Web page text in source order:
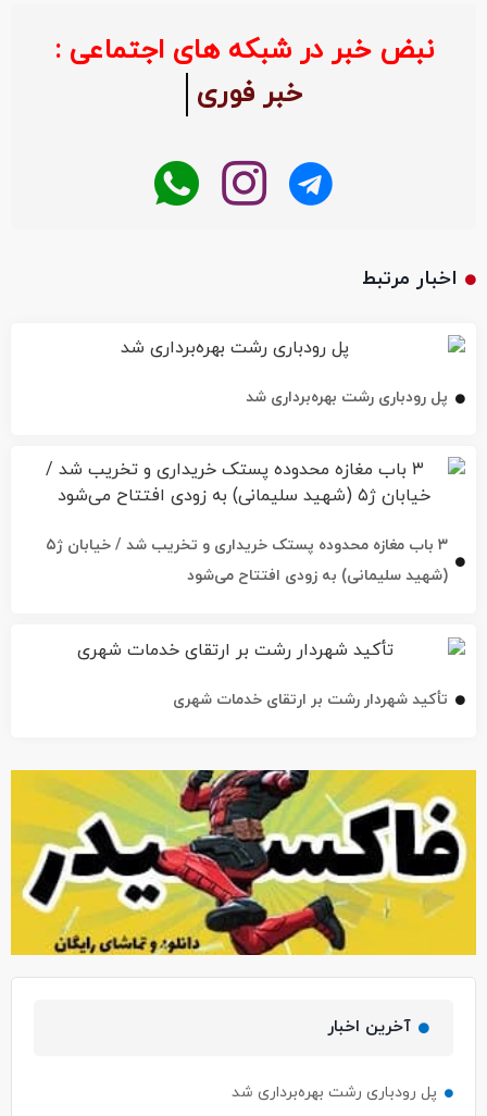
نبض خبر در شبکه های اجتماعی :
خبر فوری
اخبار مرتبط
پل رودباری رشت بهره‌برداری شد
۳ باب مغازه محدوده پستک خریداری و تخریب شد / خیابان ژ۵
(شهید سلیمانی) به زودی افتتاح می‌شود
تأکید شهردار رشت بر ارتقای خدمات شهری
آخرین اخبار
پل رودباری رشت بهره‌برداری شد